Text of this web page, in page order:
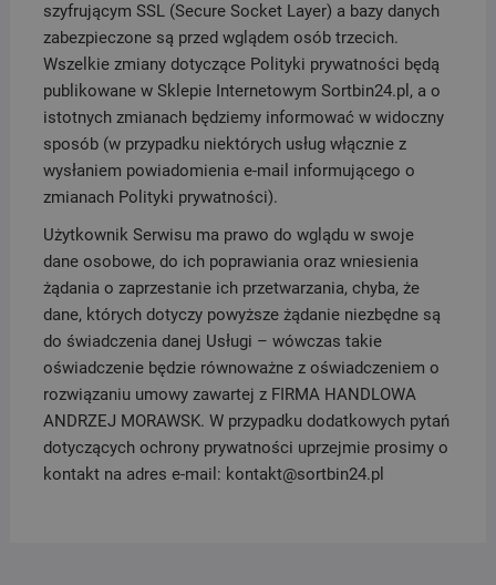
szyfrującym SSL (Secure Socket Layer) a bazy danych
zabezpieczone są przed wglądem osób trzecich.
Wszelkie zmiany dotyczące Polityki prywatności będą
publikowane w Sklepie Internetowym Sortbin24.pl, a o
istotnych zmianach będziemy informować w widoczny
sposób (w przypadku niektórych usług włącznie z
wysłaniem powiadomienia e-mail informującego o
zmianach Polityki prywatności).
Użytkownik Serwisu ma prawo do wglądu w swoje
dane osobowe, do ich poprawiania oraz wniesienia
żądania o zaprzestanie ich przetwarzania, chyba, że
dane, których dotyczy powyższe żądanie niezbędne są
do świadczenia danej Usługi – wówczas takie
oświadczenie będzie równoważne z oświadczeniem o
rozwiązaniu umowy zawartej z FIRMA HANDLOWA
ANDRZEJ MORAWSK. W przypadku dodatkowych pytań
dotyczących ochrony prywatności uprzejmie prosimy o
kontakt na adres e-mail: kontakt@sortbin24.pl